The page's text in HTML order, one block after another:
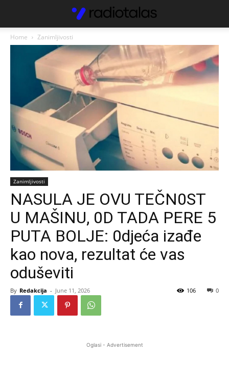
Home Zanimljivosti
Zanimljivosti
NASULA JE OVU TEČN0ST
U MAŠINU, 0D TADA PERE 5
PUTA BOLJE: 0djeća izađe
kao nova, rezultat će vas
oduševiti
By Redakcija - June 11, 2026 0
106
Oglasi - Advertisement